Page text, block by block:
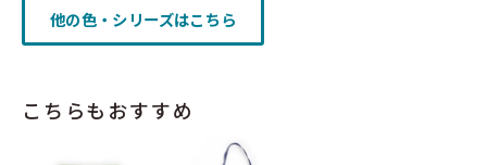
他の色・シリーズはこちら
こちらもおすすめ